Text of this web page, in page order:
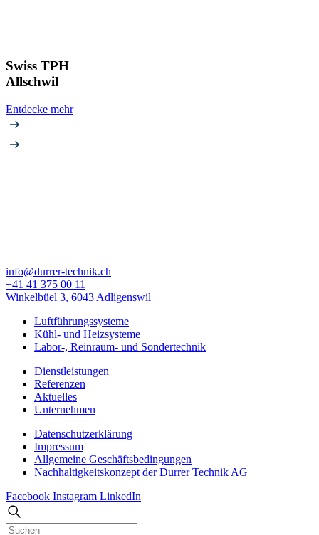
Swiss TPH
Allschwil
Entdecke mehr
info@durrer-technik.ch
+41 41 375 00 11
Winkelbüel 3, 6043 Adligenswil
Luftführungssysteme
Kühl- und Heizsysteme
Labor-, Reinraum- und Sondertechnik
Dienstleistungen
Referenzen
Aktuelles
Unternehmen
Datenschutzerklärung
Impressum
Allgemeine Geschäfts­bedingungen
Nachhaltigkeitskonzept der Durrer Technik AG
Facebook Instagram LinkedIn